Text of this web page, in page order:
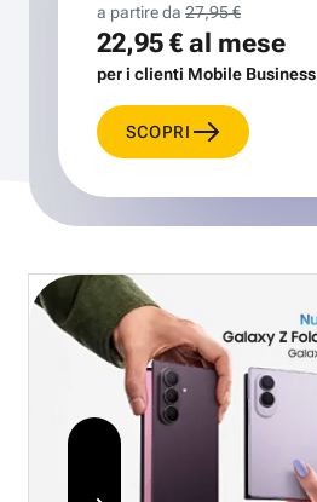
a partire da 27,95 €
22,95 €al mese
per i clienti Mobile Business
SCOPRI